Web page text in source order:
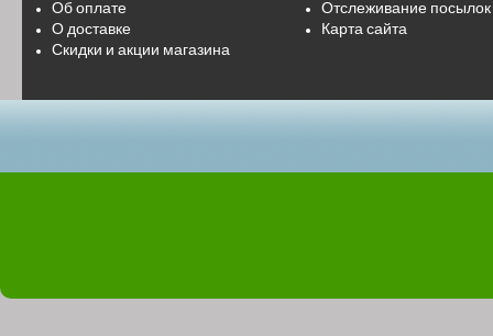
Об оплате
О доставке
Скидки и акции магазина
Отслеживание посылок
Карта сайта